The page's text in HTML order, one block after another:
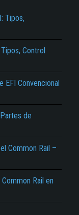
Tipos,
Control
EFI Convencional
de
Common Rail –
Rail en